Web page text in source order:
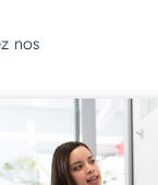
nos